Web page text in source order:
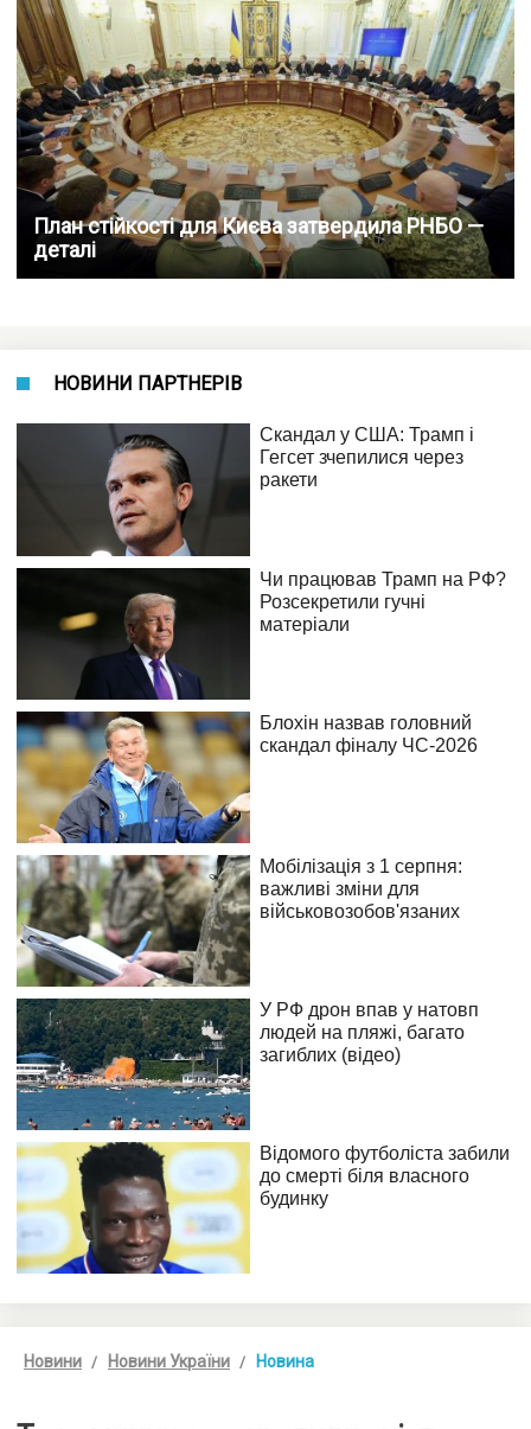
План стійкості для Києва затвердила РНБО —
деталі
НОВИНИ ПАРТНЕРІВ
Новини Новини України Новина